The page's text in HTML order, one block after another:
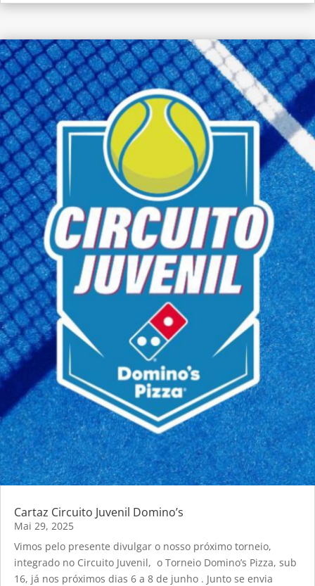
Cartaz Circuito Juvenil Domino’s
Mai 29, 2025
Vimos pelo presente divulgar o nosso próximo torneio,
integrado no Circuito Juvenil, o Torneio Domino’s Pizza, sub
16, já nos próximos dias 6 a 8 de junho . Junto se envia